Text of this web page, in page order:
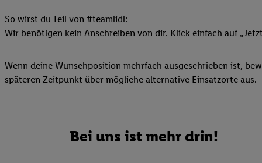
So wirst du Teil von #teamlidl:
Wir benötigen kein Anschreiben von dir. Klick einfach auf
Wenn deine Wunschposition mehrfach ausgeschrieben ist,
späteren Zeitpunkt über mögliche alternative Einsatzorte aus.
Bei uns ist mehr drin!
sämtlicher genannten
Verwendungszwecke
Verknüpfung
Messung des Erfolgs